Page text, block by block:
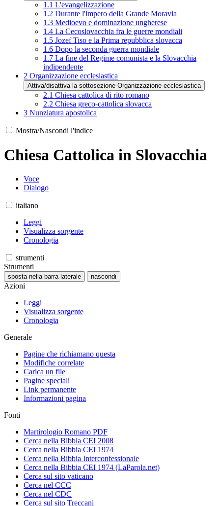
1.1 L'evangelizzazione
1.2 Durante l'impero della Grande Moravia
1.3 Medioevo e dominazione ungherese
1.4 La Cecoslovacchia fra le guerre mondiali
1.5 Jozef Tiso e la Prima repubblica slovacca
1.6 Dopo la seconda guerra mondiale
1.7 La fine del Regime comunista e la Slovacchia
indipendente
2 Organizzazione ecclesiastica
Attiva/disattiva la sottosezione Organizzazione ecclesiastica
2.1 Chiesa cattolica di rito romano
2.2 Chiesa greco-cattolica slovacca
3 Nunziatura apostolica
Mostra/Nascondi l'indice
Chiesa Cattolica in Slovacchia
Voce
Dialogo
italiano
Leggi
Visualizza sorgente
Cronologia
strumenti
Strumenti
sposta nella barra laterale nascondi
Azioni
Leggi
Visualizza sorgente
Cronologia
Generale
Pagine che richiamano questa
Modifiche correlate
Carica un file
Pagine speciali
Link permanente
Informazioni pagina
Fonti
Martirologio Romano PDF
Cerca nella Bibbia CEI 2008
Cerca nella Bibbia CEI 1974
Cerca nella Bibbia Interconfessionale
Cerca nella Bibbia CEI 1974 (LaParola.net)
Cerca sul sito vaticano
Cerca nel CCC
Cerca nel CDC
Cerca sul sito Treccani